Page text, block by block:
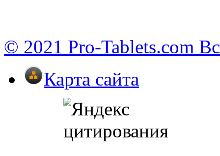
© 2021 Pro-Tablets.com
Карта сайта